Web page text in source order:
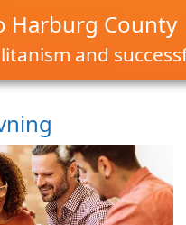
Harburg County
and